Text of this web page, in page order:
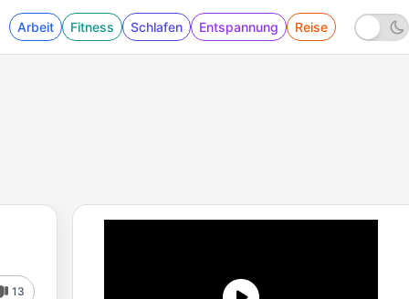
Arbeit Fitness Schlafen Entspannung Reise
13